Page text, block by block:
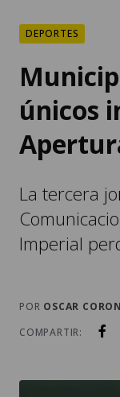
DEPORTES
únicos
La tercera
Imperial
POR OSCAR
COMPARTIR: